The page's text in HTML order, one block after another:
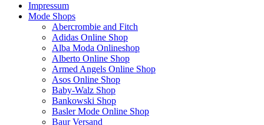
Impressum
Mode Shops
Abercrombie and Fitch
Adidas Online Shop
Alba Moda Onlineshop
Alberto Online Shop
Armed Angels Online Shop
Asos Online Shop
Baby-Walz Shop
Bankowski Shop
Basler Mode Online Shop
Baur Versand